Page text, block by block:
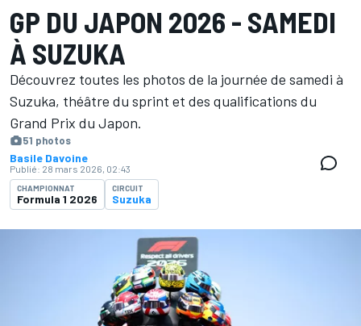
GP DU JAPON 2026 - SAMEDI
À SUZUKA
Découvrez toutes les photos de la journée de samedi à
Suzuka, théâtre du sprint et des qualifications du
Grand Prix du Japon.
51 photos
Basile Davoine
Publié: 28 mars 2026, 02:43
CHAMPIONNAT
Formula 1 2026
CIRCUIT
Suzuka